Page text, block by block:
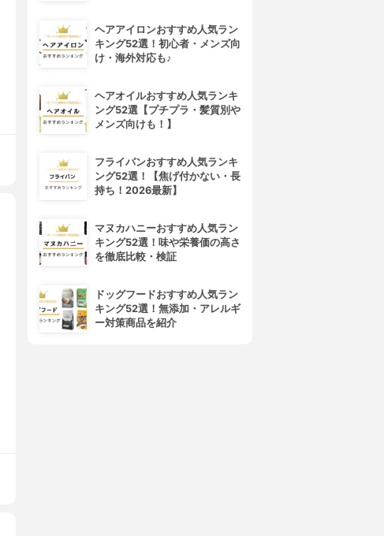
ヘアアイロンおすすめ人気ラン
キング52選！初心者・メンズ向
け・海外対応も♪
ヘアオイルおすすめ人気ランキ
ング52選【プチプラ・髪質別や
メンズ向けも！】
フライパンおすすめ人気ランキ
ング52選！【焦げ付かない・長
持ち！2026最新】
マヌカハニーおすすめ人気ラン
キング52選！味や栄養価の高さ
を徹底比較・検証
ドッグフードおすすめ人気ラン
キング52選！無添加・アレルギ
ー対策商品を紹介